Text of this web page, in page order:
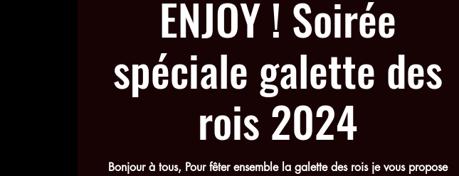
ENJOY ! Soirée
spéciale galette des
rois 2024
Bonjour à tous, Pour fêter ensemble la galette des rois je vous propose